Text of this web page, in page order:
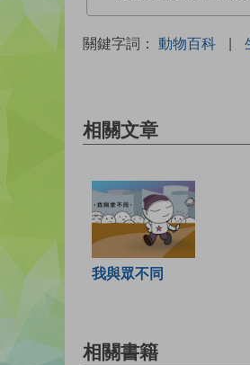
關鍵字詞： 動物百科 |
相關文章
我與眾不同
相關書籍